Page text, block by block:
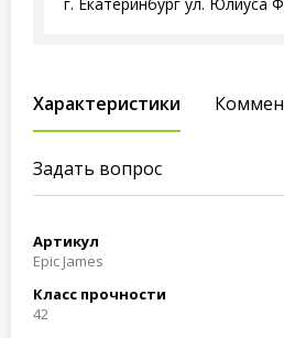
Характеристики
Задать вопрос
Артикул
Epic James
Класс прочности
42